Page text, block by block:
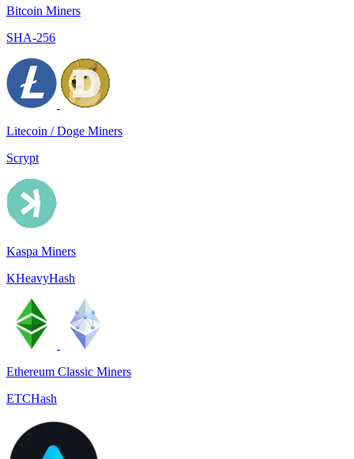
Bitcoin Miners
SHA-256
Litecoin / Doge Miners
Scrypt
Kaspa Miners
KHeavyHash
Ethereum Classic Miners
ETCHash